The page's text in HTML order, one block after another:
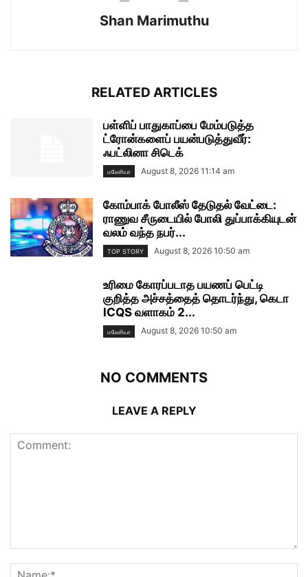
Shan Marimuthu
RELATED ARTICLES
பள்ளிப் பாதுகாப்பை மேம்படுத்த
ட்ரோன்களைப் பயன்படுத்துவீர்:
ஃபட்லினா சிடெக்
மலேசியா August 8, 2026 11:14 am
கோம்பாக் போலீஸ் தேடுதல் வேட்டை:
ராணுவ சீருடையில் போலி துப்பாக்கியுடன்
வலம் வந்த நபர்...
TOP STORY August 8, 2026 10:50 am
உரிமை கோரப்படாத பயணப் பெட்டி
குறித்த அச்சத்தைத் தொடர்ந்து, கெடா
ICQS வளாகம் 2...
மலேசியா August 8, 2026 10:50 am
NO COMMENTS
LEAVE A REPLY